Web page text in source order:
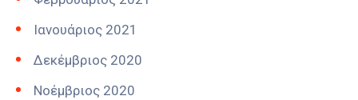
Ιανουάριος 2021
Δεκέμβριος 2020
Νοέμβριος 2020